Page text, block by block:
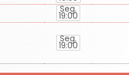
Seg.
19:00
Seg.
19:00